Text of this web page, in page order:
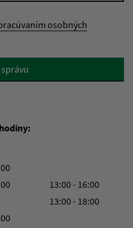
osobných
13:00 - 16:00
13:00 - 18:00